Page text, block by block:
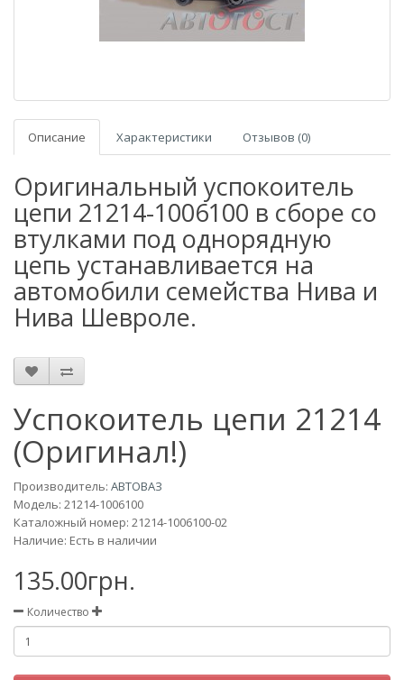
Описание Характеристики Отзывов (0)
Оригинальный успокоитель
цепи 21214-1006100 в сборе со
втулками под однорядную
цепь устанавливается на
автомобили семейства Нива и
Нива Шевроле.
Успокоитель цепи 21214
(Оригинал!)
Производитель: АВТОВАЗ
Модель: 21214-1006100
Каталожный номер: 21214-1006100-02
Наличие: Есть в наличии
135.00грн.
Количество